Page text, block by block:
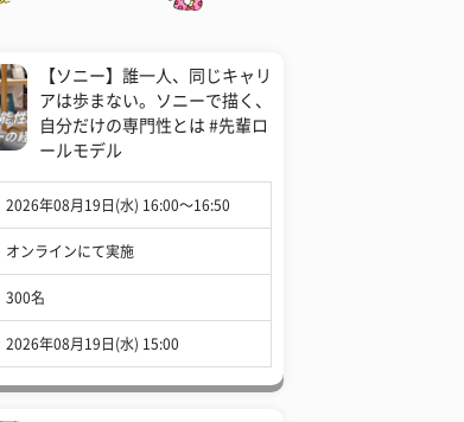
【ソニー】誰一人、同じキャリ
アは歩まない。ソニーで描く、
自分だけの専門性とは #先輩ロ
ールモデル
2026年08月19日(水) 16:00〜16:50
オンラインにて実施
300名
2026年08月19日(水) 15:00